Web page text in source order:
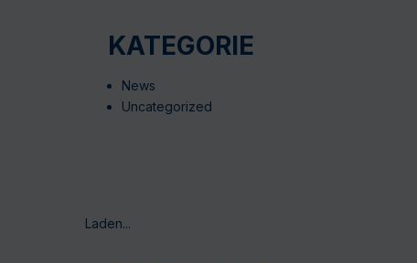
KATEGORIE
News
Uncategorized
Laden...